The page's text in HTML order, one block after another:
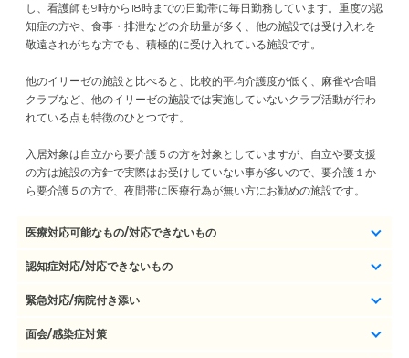
し、看護師も9時から18時までの日勤帯に毎日勤務しています。重度の認
知症の方や、食事・排泄などの介助量が多く、他の施設では受け入れを
敬遠されがちな方でも、積極的に受け入れている施設です。
他のイリーゼの施設と比べると、比較的平均介護度が低く、麻雀や合唱
クラブなど、他のイリーゼの施設では実施していないクラブ活動が行わ
れている点も特徴のひとつです。
入居対象は自立から要介護５の方を対象としていますが、自立や要支援
の方は施設の方針で実際はお受けしていない事が多いので、要介護１か
ら要介護５の方で、夜間帯に医療行為が無い方にお勧めの施設です。
医療対応可能なもの/対応できないもの
認知症対応/対応できないもの
緊急対応/病院付き添い
面会/感染症対策